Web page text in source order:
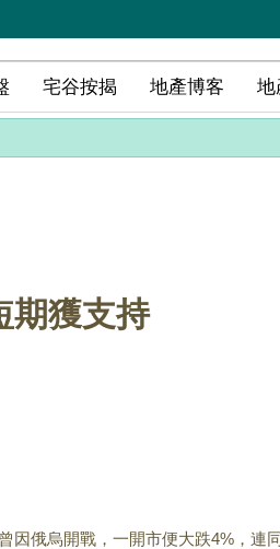
宅谷按揭 地產博客 地
期獲支持
俄烏開戰，一開市便大跌4%，連